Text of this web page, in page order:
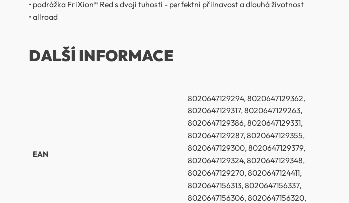
• podrážka FriXion® Red s dvojí tuhostí - perfektní přilnavost a dlouhá životnost
• allroad
DALŠÍ INFORMACE
EAN
8020647129294, 8020647129362,
8020647129317, 8020647129263,
8020647129386, 8020647129331,
8020647129287, 8020647129355,
8020647129300, 8020647129379,
8020647129324, 8020647129348,
8020647129270, 8020647124411,
8020647156313, 8020647156337,
8020647156306, 8020647156320,